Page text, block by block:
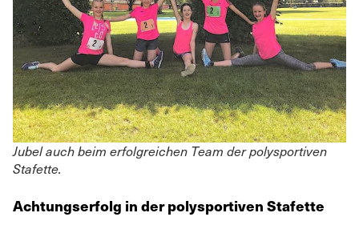
Jubel auch beim erfolgreichen Team der polysportiven
Stafette.
Achtungserfolg in der polysportiven Stafette